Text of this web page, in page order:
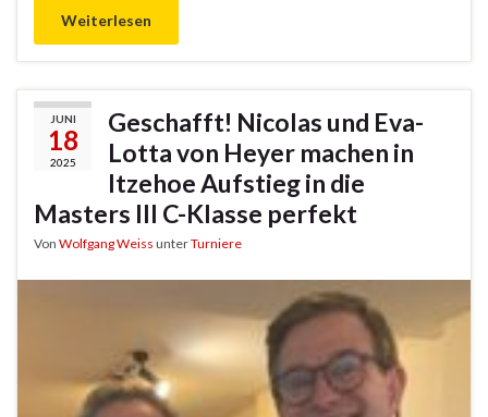
Weiterlesen
JUNI
18
2025
Geschafft! Nicolas und Eva-
Lotta von Heyer machen in
Itzehoe Aufstieg in die
Masters III C-Klasse perfekt
Von Wolfgang Weiss unterTurniere